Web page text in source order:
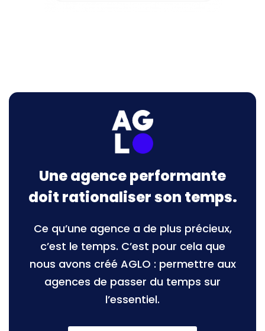
Une agence performante
doit rationaliser son temps.
Ce qu’une agence a de plus précieux,
c’est le temps. C’est pour cela que
nous avons créé AGLO : permettre aux
agences de passer du temps sur
l’essentiel.